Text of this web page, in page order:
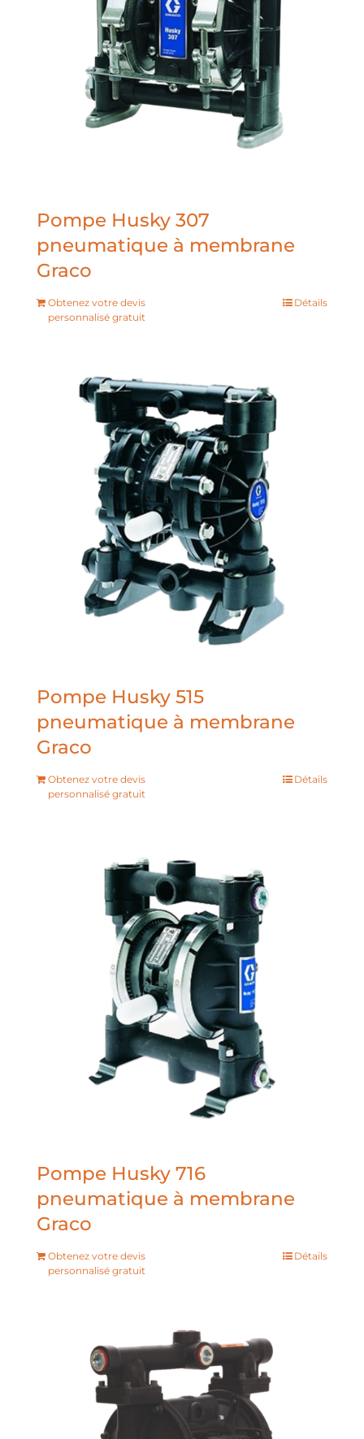
Pompe Husky 307
pneumatique à membrane
Graco
Obtenez votre devis
personnalisé gratuit
Détails
Pompe Husky 515
pneumatique à membrane
Graco
Obtenez votre devis
personnalisé gratuit
Détails
Pompe Husky 716
pneumatique à membrane
Graco
Obtenez votre devis
personnalisé gratuit
Détails